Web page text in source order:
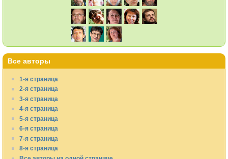
Все авторы
1-я страница
2-я страница
3-я страница
4-я страница
5-я страница
6-я страница
7-я страница
8-я страница